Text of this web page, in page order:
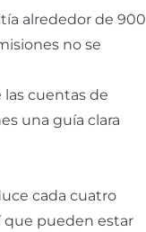
alrededor de 900
no se
cuentas de
una guía clara
cada cuatro
que pueden estar